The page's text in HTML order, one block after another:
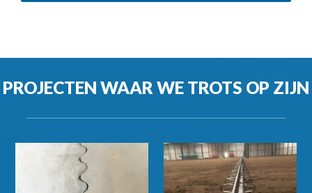
PROJECTEN WAAR WE TROTS OP ZIJN